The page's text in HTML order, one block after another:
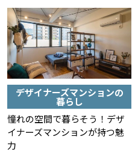
デザイナーズマンションの
暮らし
憧れの空間で暮らそう！デザ
イナーズマンションが持つ魅
力